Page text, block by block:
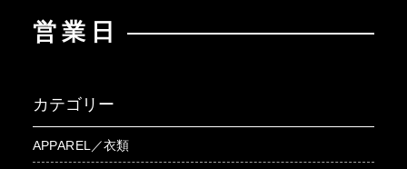
営業日
カテゴリー
APPAREL／衣類